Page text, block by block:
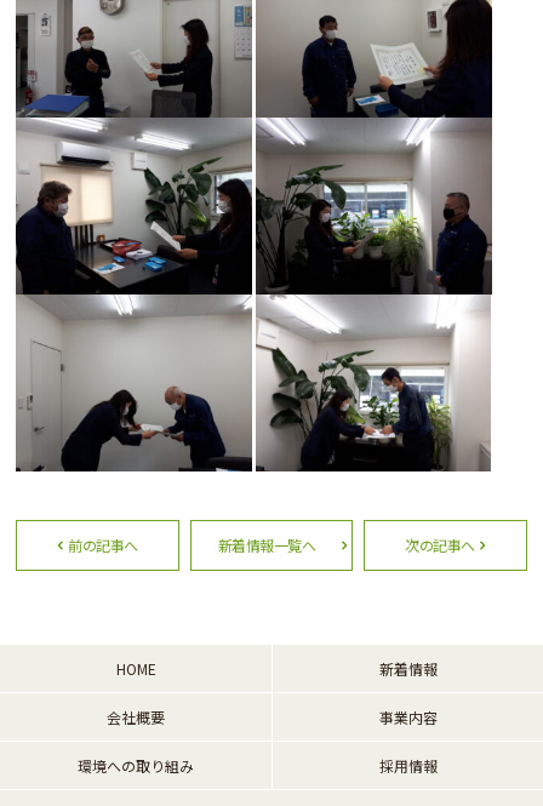
前の記事へ 新着情報一覧へ 次の記事へ
HOME 新着情報
会社概要 事業内容
環境への取り組み 採用情報